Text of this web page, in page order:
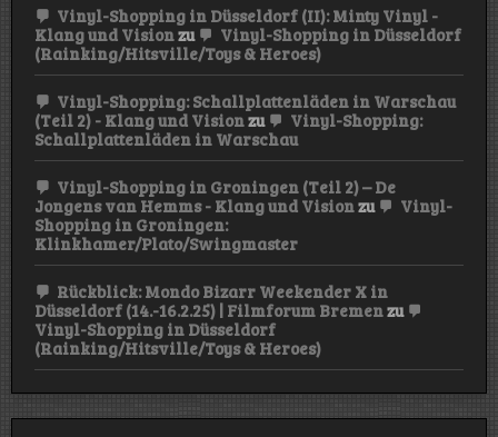
Vinyl-Shopping in Düsseldorf (II): Minty Vinyl -
Klang und Visionzu
Vinyl-Shopping in Düsseldorf
(Rainking/Hitsville/Toys & Heroes)
Vinyl-Shopping: Schallplattenläden in Warschau
(Teil 2) - Klang und Visionzu
Vinyl-Shopping:
Schallplattenläden in Warschau
Vinyl-Shopping in Groningen (Teil 2) – De
Jongens van Hemms - Klang und Visionzu
Vinyl-
Shopping in Groningen:
Klinkhamer/Plato/Swingmaster
Rückblick: Mondo Bizarr Weekender X in
Düsseldorf (14.-16.2.25) | Filmforum Bremenzu
Vinyl-Shopping in Düsseldorf
(Rainking/Hitsville/Toys & Heroes)